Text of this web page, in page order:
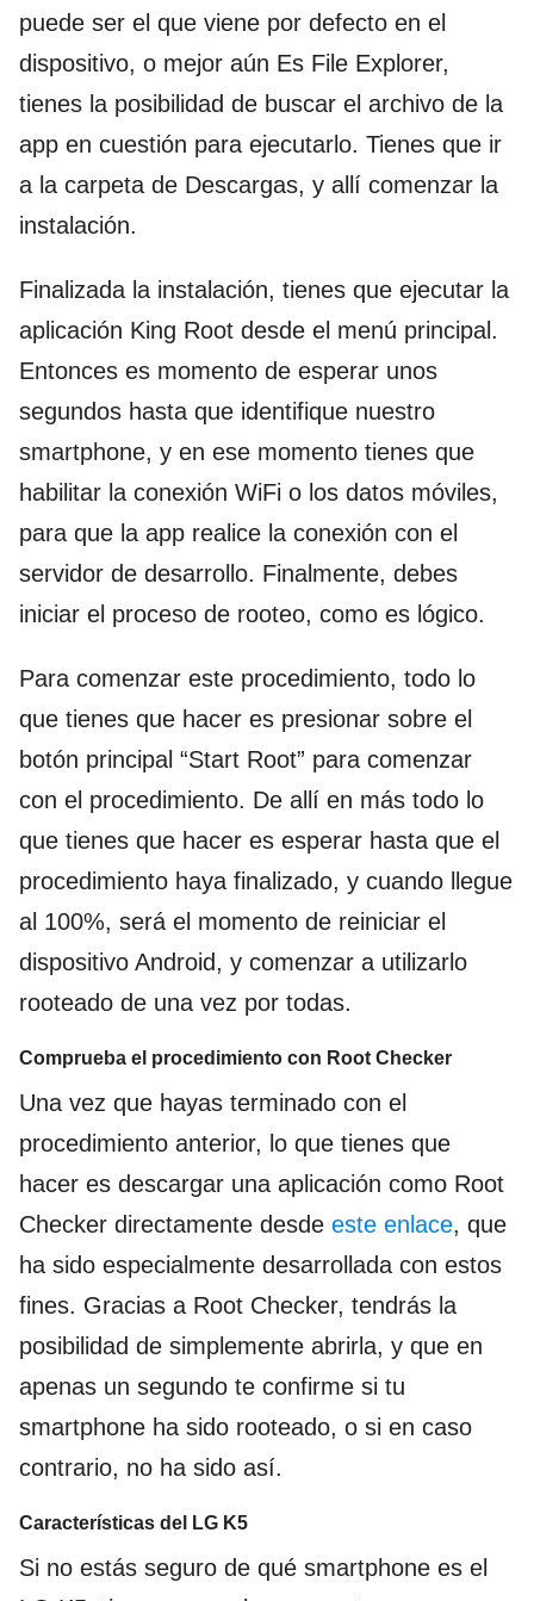
puede ser el que viene por defecto en el
dispositivo, o mejor aún Es File Explorer,
tienes la posibilidad de buscar el archivo de la
app en cuestión para ejecutarlo. Tienes que ir
a la carpeta de Descargas, y allí comenzar la
instalación.
Finalizada la instalación, tienes que ejecutar la
aplicación King Root desde el menú principal.
Entonces es momento de esperar unos
segundos hasta que identifique nuestro
smartphone, y en ese momento tienes que
habilitar la conexión WiFi o los datos móviles,
para que la app realice la conexión con el
servidor de desarrollo. Finalmente, debes
iniciar el proceso de rooteo, como es lógico.
Para comenzar este procedimiento, todo lo
que tienes que hacer es presionar sobre el
botón principal “Start Root” para comenzar
con el procedimiento. De allí en más todo lo
que tienes que hacer es esperar hasta que el
procedimiento haya finalizado, y cuando llegue
al 100%, será el momento de reiniciar el
dispositivo Android, y comenzar a utilizarlo
rooteado de una vez por todas.
Comprueba el procedimiento con Root Checker
Una vez que hayas terminado con el
procedimiento anterior, lo que tienes que
hacer es descargar una aplicación como Root
Checker directamente desde este enlace, que
ha sido especialmente desarrollada con estos
fines. Gracias a Root Checker, tendrás la
posibilidad de simplemente abrirla, y que en
apenas un segundo te confirme si tu
smartphone ha sido rooteado, o si en caso
contrario, no ha sido así.
Características del LG K5
Si no estás seguro de qué smartphone es el